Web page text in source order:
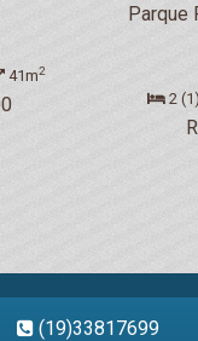
41m2
Parque
2
(19)33817699